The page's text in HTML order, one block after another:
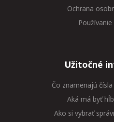
Ochrana
Užitočné
Čo znamenajú
Aká má byť
Ako si vybrať